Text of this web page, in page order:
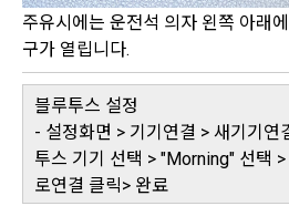
주유시에는 운전석 의자 왼쪽 아래
구가 열립니다.
블루투스 설정
- 설정화면 > 기기연결 > 새기기연
투스 기기 선택 > "Morning" 선택
로연결 클릭> 완료